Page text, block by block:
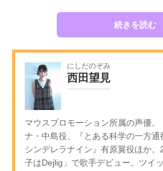
続きを読む
にしだのぞみ
西田望見
マウスプロモーション所属の声優
ナ・中島役、『とある科学の一方
シンデレラナイン』有原翼役ほか
子はDejlig」で歌手デビュー。ツイ